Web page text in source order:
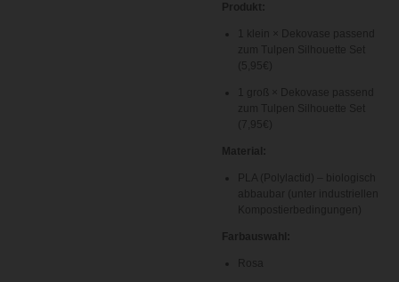
Produkt:
1 klein × Dekovase passend
zum Tulpen Silhouette Set
(5,95€)
1 groß × Dekovase passend
zum Tulpen Silhouette Set
(7,95€)
Material:
PLA (Polylactid) – biologisch
abbaubar (unter industriellen
Kompostierbedingungen)
Farbauswahl:
Rosa